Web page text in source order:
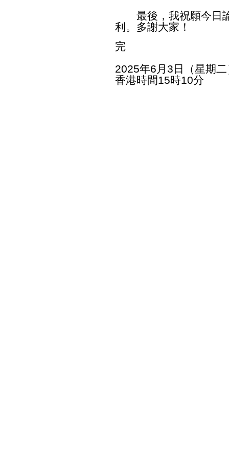
最後，我祝願今日論
利。多謝大家！
完
2025年6月3日（星期
香港時間15時10分